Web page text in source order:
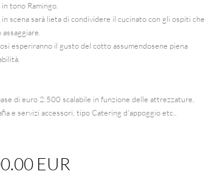
tono Ramingo.
in scena sarà lieta di condividere il cucinato con gli ospiti che
esperiranno il gusto del cotto assumendosene piena
di euro 2.500 scalabile in funzione delle attrezzature,
e servizi accessori, tipo Catering d'appoggio etc..
EUR